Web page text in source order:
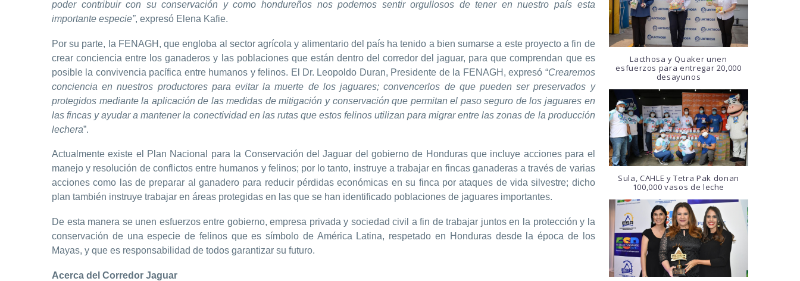
poder contribuir con su conservación y como hondureños nos podemos sentir orgullosos de tener en nuestro país esta
importante especie”, expresó Elena Kafie.
Por su parte, la FENAGH, que engloba al sector agrícola y alimentario del país ha tenido a bien sumarse a este proyecto a fin de
crear conciencia entre los ganaderos y las poblaciones que están dentro del corredor del jaguar, para que comprendan que es
posible la convivencia pacífica entre humanos y felinos. El Dr. Leopoldo Duran, Presidente de la FENAGH, expresó “Crearemos
conciencia en nuestros productores para evitar la muerte de los jaguares; convencerlos de que pueden ser preservados y
protegidos mediante la aplicación de las medidas de mitigación y conservación que permitan el paso seguro de los jaguares en
las fincas y ayudar a mantener la conectividad en las rutas que estos felinos utilizan para migrar entre las zonas de la producción
lechera”.
Actualmente existe el Plan Nacional para la Conservación del Jaguar del gobierno de Honduras que incluye acciones para el
manejo y resolución de conflictos entre humanos y felinos; por lo tanto, instruye a trabajar en fincas ganaderas a través de varias
acciones como las de preparar al ganadero para reducir pérdidas económicas en su finca por ataques de vida silvestre; dicho
plan también instruye trabajar en áreas protegidas en las que se han identificado poblaciones de jaguares importantes.
De esta manera se unen esfuerzos entre gobierno, empresa privada y sociedad civil a fin de trabajar juntos en la protección y la
conservación de una especie de felinos que es símbolo de América Latina, respetado en Honduras desde la época de los
Mayas, y que es responsabilidad de todos garantizar su futuro.
Acerca del Corredor Jaguar
Lacthosa y Quaker unen
esfuerzos para entregar 20,000
desayunos
Sula, CAHLE y Tetra Pak donan
100,000 vasos de leche